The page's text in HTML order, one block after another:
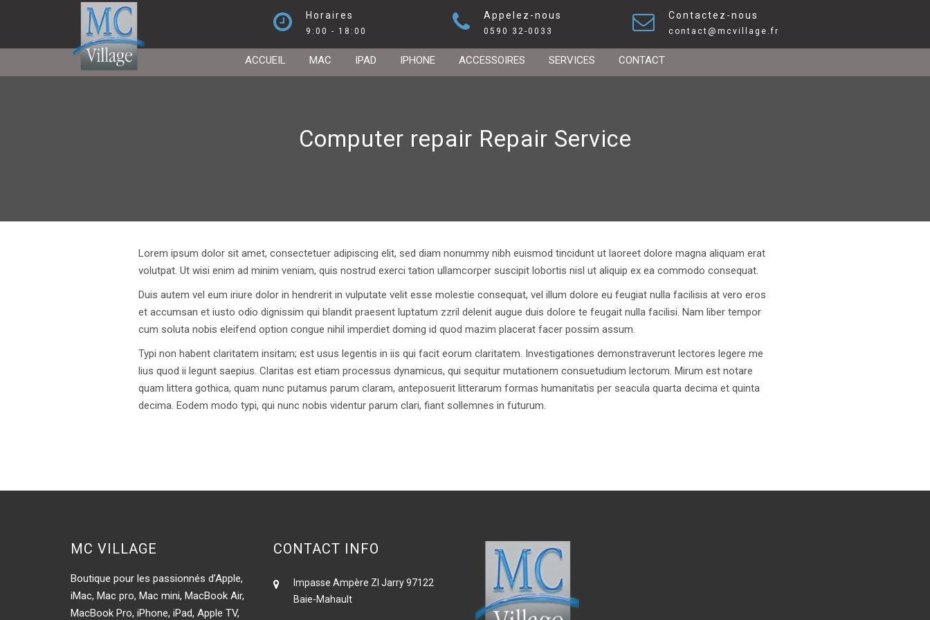
Horaires
9:00 - 18:00
Appelez-nous
0590 32-0033
Contactez-nous
contact@mcvillage.fr
ACCUEIL MAC IPAD IPHONE ACCESSOIRES SERVICES CONTACT
Computer repair Repair Service
Lorem ipsum dolor sit amet, consectetuer adipiscing elit, sed diam nonummy nibh euismod tincidunt ut laoreet dolore magna aliquam erat
volutpat. Ut wisi enim ad minim veniam, quis nostrud exerci tation ullamcorper suscipit lobortis nisl ut aliquip ex ea commodo consequat.
Duis autem vel eum iriure dolor in hendrerit in vulputate velit esse molestie consequat, vel illum dolore eu feugiat nulla facilisis at vero eros
et accumsan et iusto odio dignissim qui blandit praesent luptatum zzril delenit augue duis dolore te feugait nulla facilisi. Nam liber tempor
cum soluta nobis eleifend option congue nihil imperdiet doming id quod mazim placerat facer possim assum.
Typi non habent claritatem insitam; est usus legentis in iis qui facit eorum claritatem. Investigationes demonstraverunt lectores legere me
lius quod ii legunt saepius. Claritas est etiam processus dynamicus, qui sequitur mutationem consuetudium lectorum. Mirum est notare
quam littera gothica, quam nunc putamus parum claram, anteposuerit litterarum formas humanitatis per seacula quarta decima et quinta
decima. Eodem modo typi, qui nunc nobis videntur parum clari, fiant sollemnes in futurum.
MC VILLAGE
Boutique pour les passionnés d’Apple,
iMac, Mac pro, Mac mini, MacBook Air,
MacBook Pro, iPhone, iPad, Apple TV,
CONTACT INFO
Impasse Ampère ZI Jarry 97122
Baie-Mahault